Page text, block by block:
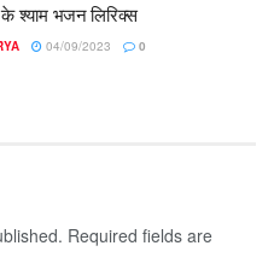
के श्याम भजन लिरिक्स
04/09/2023 0
Required fields are